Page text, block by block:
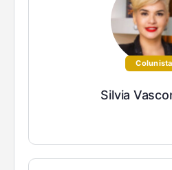
Colunista
Silvia